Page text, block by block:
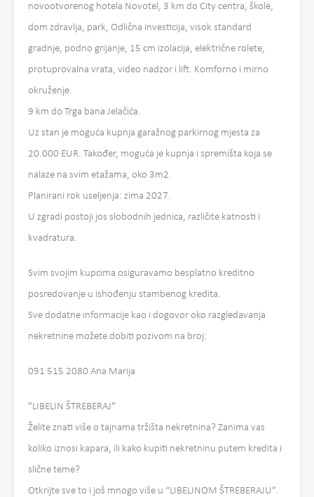
novootvorenog hotela Novotel, 3 km do City centra, škole,
dom zdravlja, park, Odlična investicija, visok standard
gradnje, podno grijanje, 15 cm izolacija, električne rolete,
protuprovalna vrata, video nadzor i lift. Komforno i mirno
okruženje.
9 km do Trga bana Jelačića.
Uz stan je moguća kupnja garažnog parkirnog mjesta za
20.000 EUR. Također, moguća je kupnja i spremišta koja se
nalaze na svim etažama, oko 3m2.
Planirani rok useljenja: zima 2027.
U zgradi postoji jos slobodnih jednica, različite katnosti i
kvadratura.
Svim svojim kupcima osiguravamo besplatno kreditno
posredovanje u ishođenju stambenog kredita.
Sve dodatne informacije kao i dogovor oko razgledavanja
nekretnine možete dobiti pozivom na broj:
091 515 2080 Ana Marija
”LIBELIN ŠTREBERAJ”
Želite znati više o tajnama tržišta nekretnina? Zanima vas
koliko iznosi kapara, ili kako kupiti nekretninu putem kredita i
slične teme?
Otkrijte sve to i još mnogo više u “LIBELINOM ŠTREBERAJU”.